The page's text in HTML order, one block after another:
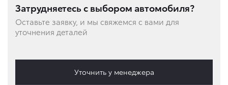
Затрудняетесь с выбором автомобиля?
Оставьте заявку, и мы свяжемся с вами для
уточнения деталей
Уточнить у менеджера